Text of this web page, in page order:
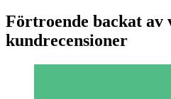
Förtroende backat av
kundrecensioner